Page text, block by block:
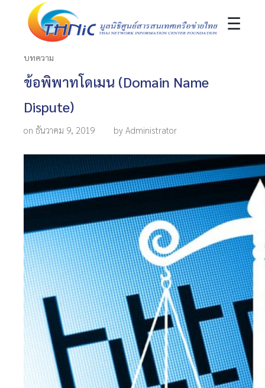
☰
บทความ
ข้อพิพาทโดเมน (Domain Name
Dispute)
on ธันวาคม 9, 2019 by Administrator